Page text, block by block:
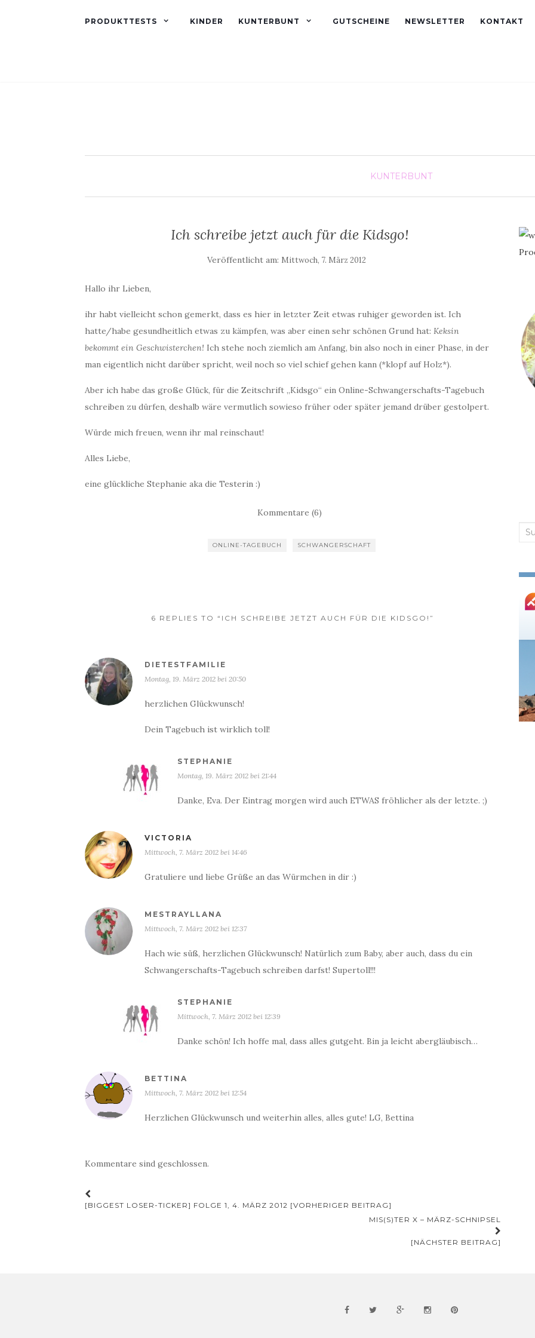
PRODUKTTESTS KINDER KUNTERBUNT GUTSCHEINE NEWSLETTER KONTAKT
KUNTERBUNT
Ich schreibe jetzt auch für die Kidsgo!
Veröffentlicht am: Mittwoch, 7. März 2012
Hallo ihr Lieben,
ihr habt vielleicht schon gemerkt, dass es hier in letzter Zeit etwas ruhiger geworden ist. Ich
hatte/habe gesundheitlich etwas zu kämpfen, was aber einen sehr schönen Grund hat: Keksin
bekommt ein Geschwisterchen! Ich stehe noch ziemlich am Anfang, bin also noch in einer Phase, in der
man eigentlich nicht darüber spricht, weil noch so viel schief gehen kann (*klopf auf Holz*).
Aber ich habe das große Glück, für die Zeitschrift „Kidsgo“ ein Online-Schwangerschafts-Tagebuch
schreiben zu dürfen, deshalb wäre vermutlich sowieso früher oder später jemand drüber gestolpert.
Würde mich freuen, wenn ihr mal reinschaut!
Alles Liebe,
eine glückliche Stephanie aka die Testerin :)
Kommentare (6)
ONLINE-TAGEBUCH SCHWANGERSCHAFT
6 REPLIES TO “ICH SCHREIBE JETZT AUCH FÜR DIE KIDSGO!”
DIETESTFAMILIE
Montag, 19. März 2012 bei 20:50
herzlichen Glückwunsch!
Dein Tagebuch ist wirklich toll!
STEPHANIE
Montag, 19. März 2012 bei 21:44
Danke, Eva. Der Eintrag morgen wird auch ETWAS fröhlicher als der letzte. ;)
VICTORIA
Mittwoch, 7. März 2012 bei 14:46
Gratuliere und liebe Grüße an das Würmchen in dir :)
MESTRAYLLANA
Mittwoch, 7. März 2012 bei 12:37
Hach wie süß, herzlichen Glückwunsch! Natürlich zum Baby, aber auch, dass du ein
Schwangerschafts-Tagebuch schreiben darfst! Supertoll!!!
STEPHANIE
Mittwoch, 7. März 2012 bei 12:39
Danke schön! Ich hoffe mal, dass alles gutgeht. Bin ja leicht abergläubisch…
BETTINA
Mittwoch, 7. März 2012 bei 12:54
Herzlichen Glückwunsch und weiterhin alles, alles gute! LG, Bettina
Kommentare sind geschlossen.
Beitrags-
[BIGGEST LOSER-TICKER] FOLGE 1, 4. MÄRZ 2012 [VORHERIGER BEITRAG]
MIS(S)TER X – MÄRZ-SCHNIPSEL
[NÄCHSTER BEITRAG]